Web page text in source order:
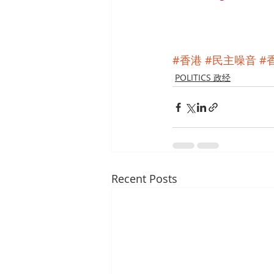
#香港 #民主噪音 #
POLITICS 政经
Recent Posts